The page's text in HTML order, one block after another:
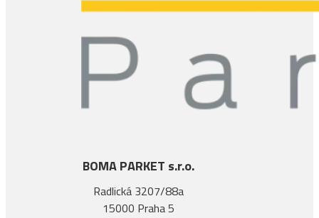
BOMA PARKET s.r.o.
Radlická 3207/88a
15000 Praha 5